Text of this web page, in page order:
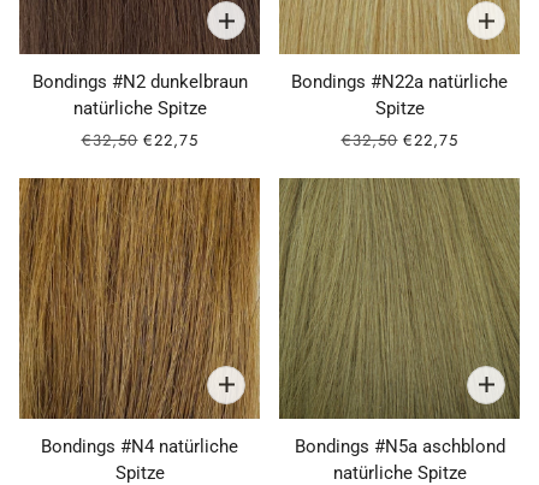
Bondings #N2 dunkelbraun
natürliche Spitze
€32,50 €22,75
Bondings #N22a natürliche
Spitze
€32,50 €22,75
Bondings #N4 natürliche
Spitze
Bondings #N5a aschblond
natürliche Spitze